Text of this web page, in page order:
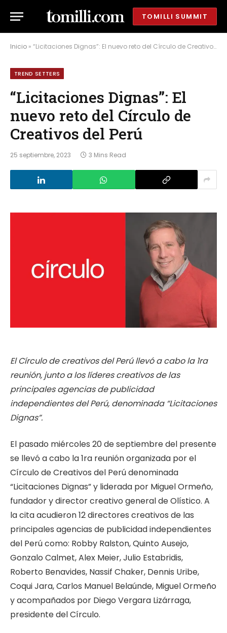
TOMILLI SUMMIT
Inicio » “Licitaciones Dignas”: El nuevo reto del Círculo de Creativos del Perú
TREND SETTERS
“Licitaciones Dignas”: El
nuevo reto del Círculo de
Creativos del Perú
25 septiembre, 2023 3 Mins Read
El Círculo de creativos del Perú llevó a cabo la 1ra
reunión, junto a los líderes creativos de las
principales agencias de publicidad
independientes del Perú, denominada “Licitaciones
Dignas”.
El pasado miércoles 20 de septiembre del presente
se llevó a cabo la 1ra reunión organizada por el
Círculo de Creativos del Perú denominada
“Licitaciones Dignas” y liderada por Miguel Ormeño,
fundador y director creativo general de Olístico. A
la cita acudieron 12 directores creativos de las
principales agencias de publicidad independientes
del Perú como: Robby Ralston, Quinto Ausejo,
Gonzalo Calmet, Alex Meier, Julio Estabridis,
Roberto Benavides, Nassif Chaker, Dennis Uribe,
Coqui Jara, Carlos Manuel Belaúnde, Miguel Ormeño
y acompañados por Diego Vergara Lizárraga,
presidente del Círculo.